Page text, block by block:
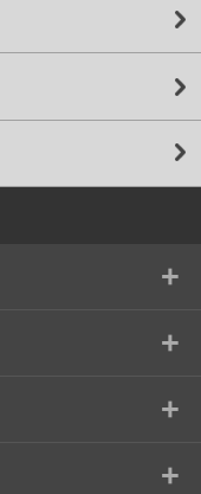
+
+
+
+